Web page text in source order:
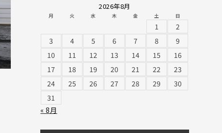
2026年8月
月 火 水 木 金 土 日
1
2
3
4 5 6 7 8
9
10
11 12 13 14 15
16
17
18 19 20 21 22
23
24
25 26 27 28 29
30
31
« 8月